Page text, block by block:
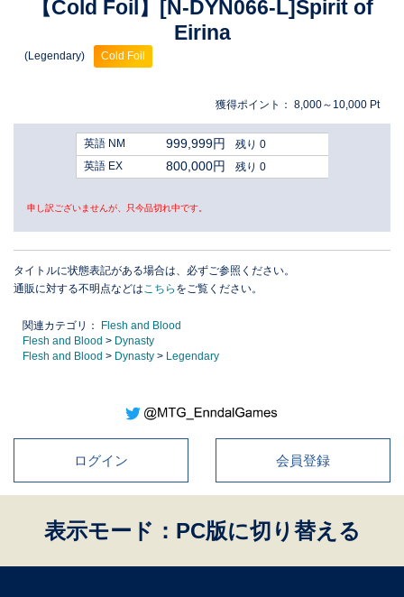
【Cold Foil】[N-DYN066-L]Spirit of
Eirina
(Legendary) Cold Foil
獲得ポイント： 8,000～10,000 Pt
英語 NM 999,999円
残り 0
英語 EX
800,000円 残り 0
申し訳ございませんが、只今品切れ中です。
タイトルに状態表記がある場合は、必ずご参照ください。
通販に対する不明点などはこちら をご覧ください。
関連カテゴリ：
Flesh and Blood
Flesh and Blood > Dynasty
Flesh and Blood > Dynasty > Legendary
ログイン 会員登録
表示モード：PC版に切り替える